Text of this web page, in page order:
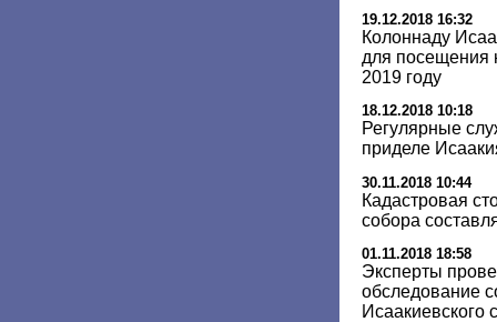
19.12.2018 16:32
Колоннаду
для посещения
2019 году
18.12.2018 10:18
Регулярные
приделе
30.11.2018 10:44
Кадастровая
собора
01.11.2018 18:58
Эксперты
обследование
Исаакиевского